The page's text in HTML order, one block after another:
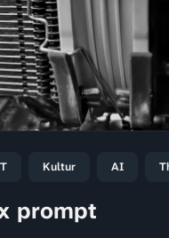
Kultur AI
prompt